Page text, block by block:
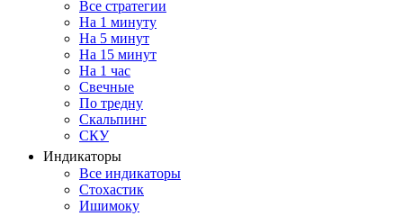
Все стратегии
На 1 минуту
На 5 минут
На 15 минут
На 1 час
Свечные
По тредну
Скальпинг
СКУ
Индикаторы
Все индикаторы
Стохастик
Ишимоку